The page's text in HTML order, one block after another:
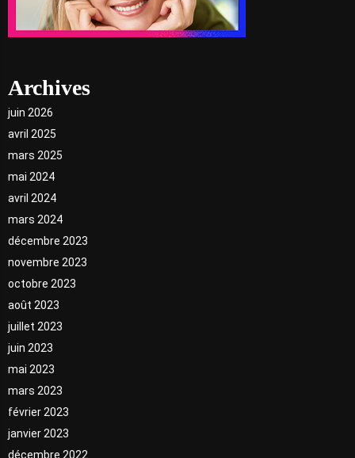
Archives
juin 2026
avril 2025
mars 2025
mai 2024
avril 2024
mars 2024
décembre 2023
novembre 2023
octobre 2023
août 2023
juillet 2023
juin 2023
mai 2023
mars 2023
février 2023
janvier 2023
décembre 2022